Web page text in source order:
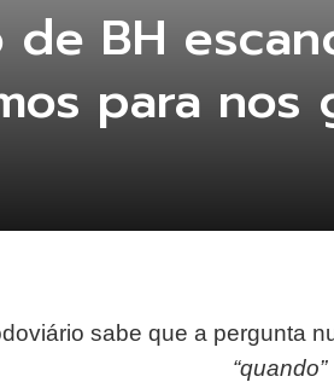
BH
para nos
sabe que a pergunta
“quando”